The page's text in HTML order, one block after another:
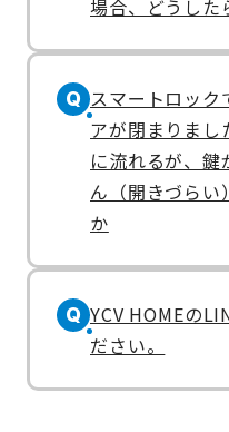
場合、どうした
Q スマートロック
アが閉まりまし
に流れるが、鍵
ん（開きづらい
か
Q YCV HOMEの
ださい。